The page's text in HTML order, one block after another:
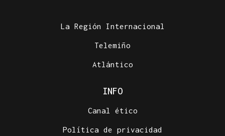
La Región Internacional
Telemiño
Atlántico
INFO
Canal ético
Política de privacidad